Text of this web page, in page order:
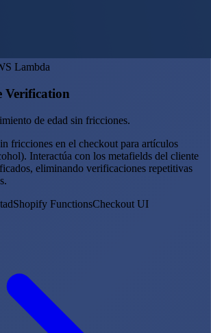
Lambda
Verification
de edad sin fricciones.
fricciones en el checkout para artículos
Interactúa con los metafields del cliente
eliminando verificaciones repetitivas
Shopify FunctionsCheckout UI